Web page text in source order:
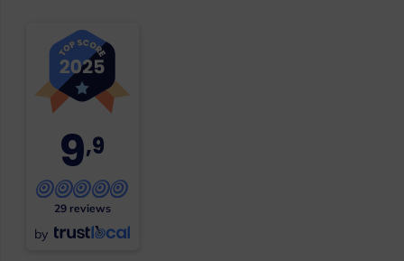
9,9
29 reviews
by